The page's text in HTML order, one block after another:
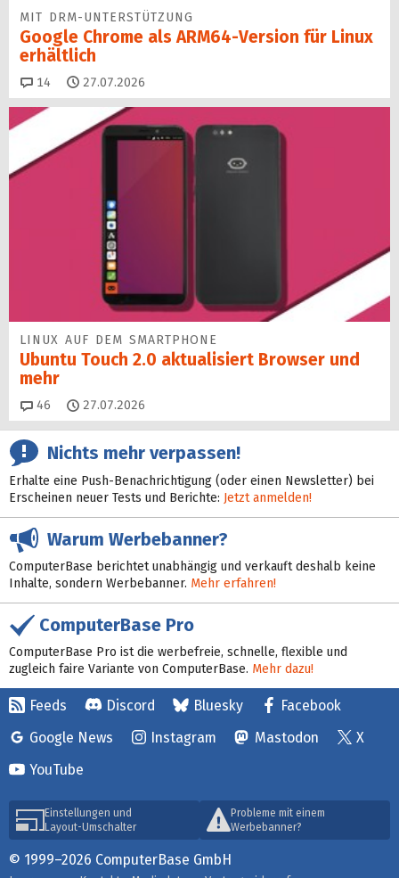
MIT DRM-UNTERSTÜTZUNG
Google Chrome als ARM64-Version für Linux
erhältlich
14 Kommentare
27.07.2026
LINUX AUF DEM SMARTPHONE
Ubuntu Touch 2.0 aktualisiert Browser und
mehr
46 Kommentare
27.07.2026
Nichts mehr verpassen!
Erhalte eine Push-Benachrichtigung (oder einen Newsletter) bei
Erscheinen neuer Tests und Berichte: Jetzt anmelden!
Warum Werbebanner?
ComputerBase berichtet unabhängig und verkauft deshalb keine
Inhalte, sondern Werbebanner. Mehr erfahren!
ComputerBase Pro
ComputerBase Pro ist die werbefreie, schnelle, flexible und
zugleich faire Variante von ComputerBase. Mehr dazu!
Feeds Discord Bluesky
Facebook
Google News
Instagram Mastodon
X
YouTube
Einstellungen und
Layout-Umschalter
Probleme mit einem
Werbebanner?
© 1999–2026 ComputerBase GmbH